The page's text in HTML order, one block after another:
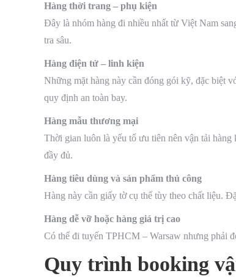
Hàng thời trang – phụ kiện
Đây là nhóm hàng đi nhiều nhất từ Việt Nam
tra sâu.
Hàng điện tử – linh kiện
Những mặt hàng này cần đóng gói kỹ, đặc biệt
quy định an toàn bay.
Hàng mẫu thương mại
Thời gian luôn là yếu tố ưu tiên nên vận tải
đầy đủ.
Hàng tiêu dùng và sản phẩm thủ công
Hàng này cần giấy tờ cụ thể tùy theo chất liệu.
Hàng dễ vỡ hoặc hàng giá trị cao
Có thể đi tuyến TPHCM – Warsaw nhưng phải
Quy trình booking